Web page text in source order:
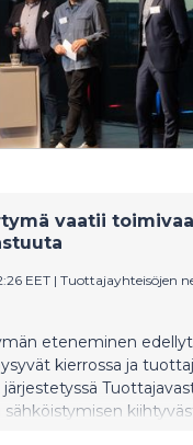
vaatii toimivaa
EET | Tuottajayhteisöjen
eteneminen
kierrossa ja